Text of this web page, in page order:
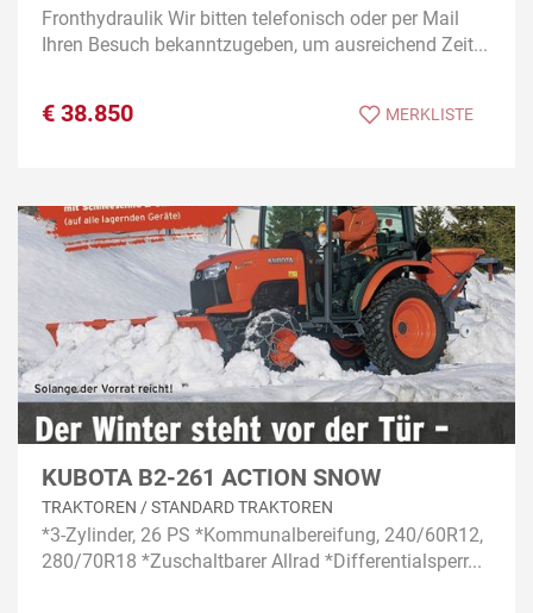
Fronthydraulik Wir bitten telefonisch oder per Mail
Ihren Besuch bekanntzugeben, um ausreichend Zeit...
€ 38.850 MERKLISTE
KUBOTA B2-261 ACTION SNOW
TRAKTOREN / STANDARD TRAKTOREN
*3-Zylinder, 26 PS *Kommunalbereifung, 240/60R12,
280/70R18 *Zuschaltbarer Allrad *Differentialsperr...